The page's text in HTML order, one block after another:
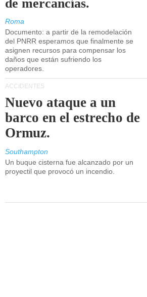
de mercancías.
Roma
Documento: a partir de la remodelación
del PNRR esperamos que finalmente se
asignen recursos para compensar los
daños que están sufriendo los
operadores.
ACCIDENTES
Nuevo ataque a un
barco en el estrecho de
Ormuz.
Southampton
Un buque cisterna fue alcanzado por un
proyectil que provocó un incendio.